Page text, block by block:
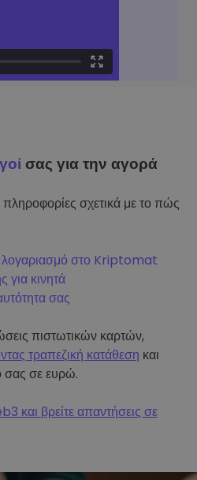
σας για την αγορά
πληροφορίες σχετικά με το πώς
λογαριασμό στο Kriptomat
για κινητά
σας
πιστωτικών καρτών,
τραπεζική κατάθεση και
σας σε ευρώ.
και βρείτε απαντήσεις σε